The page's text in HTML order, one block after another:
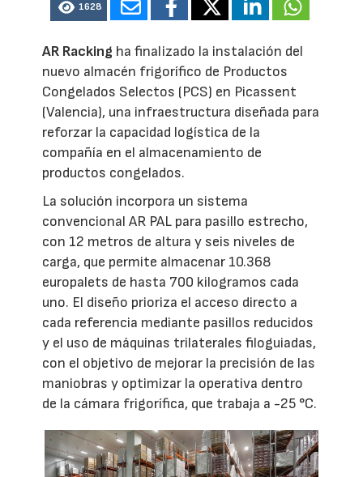
1628
AR Racking ha finalizado la instalación del
nuevo almacén frigorífico de Productos
Congelados Selectos (PCS) en Picassent
(Valencia), una infraestructura diseñada para
reforzar la capacidad logística de la
compañía en el almacenamiento de
productos congelados.
La solución incorpora un sistema
convencional AR PAL para pasillo estrecho,
con 12 metros de altura y seis niveles de
carga, que permite almacenar 10.368
europalets de hasta 700 kilogramos cada
uno. El diseño prioriza el acceso directo a
cada referencia mediante pasillos reducidos
y el uso de máquinas trilaterales filoguiadas,
con el objetivo de mejorar la precisión de las
maniobras y optimizar la operativa dentro
de la cámara frigorífica, que trabaja a -25 °C.